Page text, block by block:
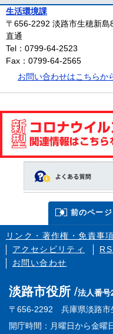
生活環境課
〒656-2292 淡路市生穂新島
直通
Tel：0799-64-2523
Fax：0799-64-2565
お問い合わせはこちらか
前のペー
リンク・著作権・免責事項
アクセシビリティ
お問い合わせ
淡路市役所
法人番
〒656-2292 兵庫県淡路市
開庁時間：月曜日から金曜